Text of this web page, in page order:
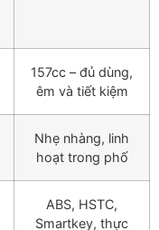
157cc – đủ dùng,
êm và tiết kiệm
Nhẹ nhàng, linh
hoạt trong phố
ABS, HSTC,
Smartkey, thực